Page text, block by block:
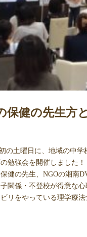
保健の先生方
の土曜日に、地域の中学
勉強会を開催しました
健の先生、NGOの湘南
関係・不登校が得意な
リをやっている理学療